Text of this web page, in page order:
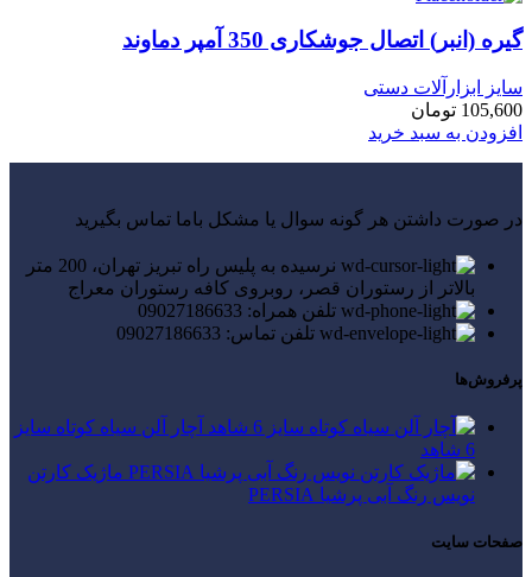
گیره (انبر) اتصال جوشکاری 350 آمپر دماوند
سایز ابزارآلات دستی
105,600 تومان
افزودن به سبد خرید
در صورت داشتن هر گونه سوال یا مشکل باما تماس بگیرید
نرسیده به پلیس راه تبریز تهران، 200 متر
بالاتر از رستوران قصر، روبروی کافه رستوران معراج
تلفن همراه: 09027186633
تلفن تماس: 09027186633
پرفروش‌ها
آچار آلن سیاه کوتاه سایز
6 شاهد
ماژیک کارتن
نویس رنگ آبی پرشیا PERSIA
صفحات سایت